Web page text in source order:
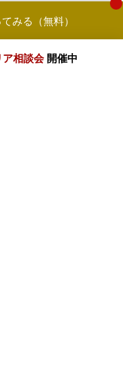
みる（無料）
ア相談会 開催中